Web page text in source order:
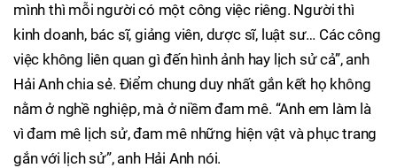
mình thì mỗi người có một công việc riêng. Người thì
kinh doanh, bác sĩ, giảng viên, dược sĩ, luật sư… Các công
việc không liên quan gì đến hình ảnh hay lịch sử cả”, anh
Hải Anh chia sẻ. Điểm chung duy nhất gắn kết họ không
nằm ở nghề nghiệp, mà ở niềm đam mê. “Anh em làm là
vì đam mê lịch sử, đam mê những hiện vật và phục trang
gắn với lịch sử”, anh Hải Anh nói.